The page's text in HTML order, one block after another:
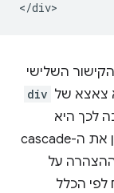
השלישי
צאצא של div
לכך היא
הקריטריון של סדר ההופעה, שמשמש כאן את ה-cascade
על
לפי הכלל